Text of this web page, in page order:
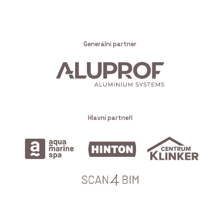
Generální partner
Hlavní partneři